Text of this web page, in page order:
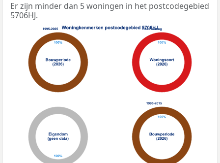
Er zijn minder dan 5 woningen in het postcodegebied
5706HJ.